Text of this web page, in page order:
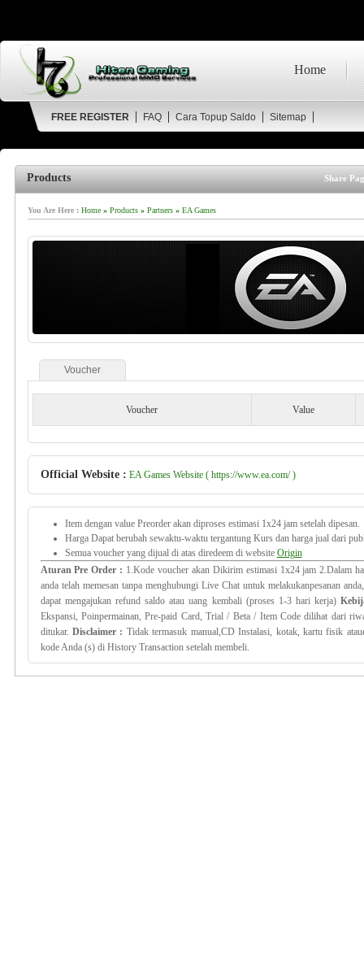
Home
FREE REGISTER FAQ Cara Topup Saldo Sitemap
Products Share
You Are Here : Home» Products» Partners» EA Games
Voucher
Voucher Value
Official Website : EA Games Website ( https://www.ea.com/ )
Item dengan value Preorder akan diproses estimasi 1x24 jam setelah dipesan.
Harga Dapat berubah sewaktu-waktu tergantung Kurs dan harga jual dari
Semua voucher yang dijual di atas diredeem di website Origin
Aturan Pre Order : 1.Kode voucher akan Dikirim estimasi 1x24 jam 2.Dalam
anda telah memesan tanpa menghubungiLive Chatuntuk melakukanpesanan anda
dapat mengajukan refund saldo atau uang kembali (proses 1-3 hari kerja)
Ekspansi, Poinpermainan,Pre-paid Card, Trial/ Beta / Item Code dilihat dari
ditukar. Disclaimer : Tidak termasuk manual,CD Instalasi, kotak, kartu fisik atau
kode Anda (s) di History Transaction setelah membeli.